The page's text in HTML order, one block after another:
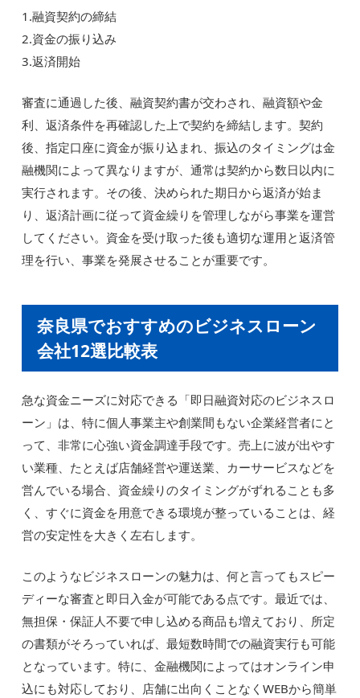
1.融資契約の締結
2.資金の振り込み
3.返済開始
審査に通過した後、融資契約書が交わされ、融資額や金
利、返済条件を再確認した上で契約を締結します。契約
後、指定口座に資金が振り込まれ、振込のタイミングは金
融機関によって異なりますが、通常は契約から数日以内に
実行されます。その後、決められた期日から返済が始ま
り、返済計画に従って資金繰りを管理しながら事業を運営
してください。資金を受け取った後も適切な運用と返済管
理を行い、事業を発展させることが重要です。
奈良県でおすすめのビジネスローン
会社12選比較表
急な資金ニーズに対応できる「即日融資対応のビジネスロ
ーン」は、特に個人事業主や創業間もない企業経営者にと
って、非常に心強い資金調達手段です。売上に波が出やす
い業種、たとえば店舗経営や運送業、カーサービスなどを
営んでいる場合、資金繰りのタイミングがずれることも多
く、すぐに資金を用意できる環境が整っていることは、経
営の安定性を大きく左右します。
このようなビジネスローンの魅力は、何と言ってもスピー
ディーな審査と即日入金が可能である点です。最近では、
無担保・保証人不要で申し込める商品も増えており、所定
の書類がそろっていれば、最短数時間での融資実行も可能
となっています。特に、金融機関によってはオンライン申
込にも対応しており、店舗に出向くことなくWEBから簡単